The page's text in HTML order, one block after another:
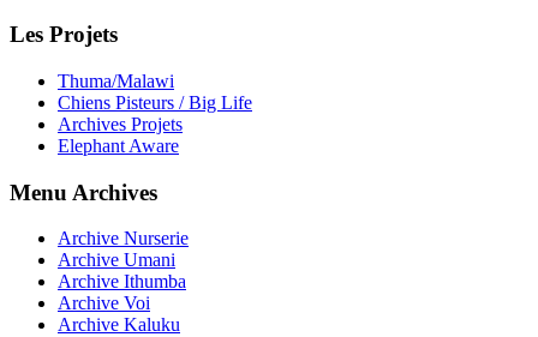
Les Projets
Thuma/Malawi
Chiens Pisteurs / Big Life
Archives Projets
Elephant Aware
Menu Archives
Archive Nurserie
Archive Umani
Archive Ithumba
Archive Voi
Archive Kaluku